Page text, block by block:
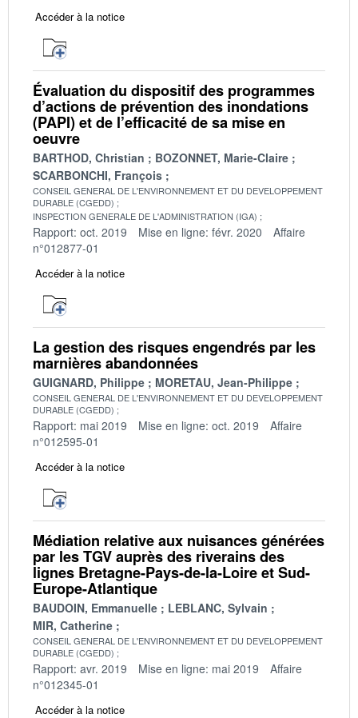
Accéder à la notice
Évaluation du dispositif des programmes
d’actions de prévention des inondations
(PAPI) et de l’efficacité de sa mise en
oeuvre
BARTHOD, Christian
BOZONNET, Marie-Claire
SCARBONCHI, François
CONSEIL GENERAL DE L'ENVIRONNEMENT ET DU DEVELOPPEMENT
DURABLE (CGEDD)
INSPECTION GENERALE DE L'ADMINISTRATION (IGA)
Rapport: oct. 2019 Mise en ligne: févr. 2020
Affaire
n°012877-01
Accéder à la notice
La gestion des risques engendrés par les
marnières abandonnées
GUIGNARD, Philippe MORETAU, Jean-Philippe
CONSEIL GENERAL DE L'ENVIRONNEMENT ET DU DEVELOPPEMENT
DURABLE (CGEDD)
Rapport: mai 2019 Mise en ligne: oct. 2019
Affaire
n°012595-01
Accéder à la notice
Médiation relative aux nuisances générées
par les TGV auprès des riverains des
lignes Bretagne-Pays-de-la-Loire et Sud-
Europe-Atlantique
BAUDOIN, Emmanuelle
LEBLANC, Sylvain
MIR, Catherine
CONSEIL GENERAL DE L'ENVIRONNEMENT ET DU DEVELOPPEMENT
DURABLE (CGEDD)
Rapport: avr. 2019 Mise en ligne: mai 2019
Affaire
n°012345-01
Accéder à la notice